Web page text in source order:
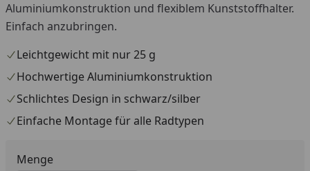
Aluminiumkonstruktion und flexiblem Kunststoffhalter.
Einfach anzubringen.
Leichtgewicht mit nur 25 g
Hochwertige Aluminiumkonstruktion
Schlichtes Design in schwarz/silber
Einfache Montage für alle Radtypen
Menge